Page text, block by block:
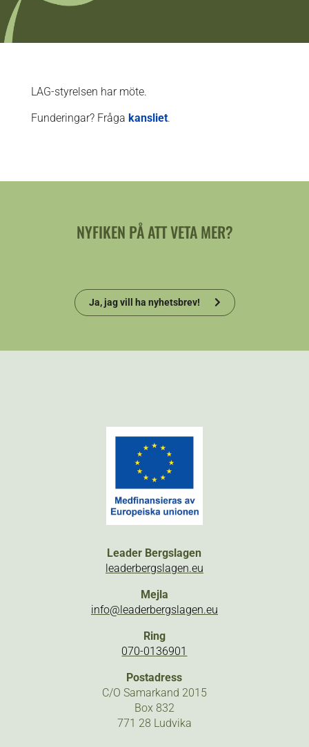
LAG-styrelsen har möte.
Funderingar? Fråga kansliet.
NYFIKEN PÅ ATT VETA MER?
Ja, jag vill ha nyhetsbrev!
Leader Bergslagen
leaderbergslagen.eu
Mejla
info@leaderbergslagen.eu
Ring
070-0136901
Postadress
C/O Samarkand 2015
Box 832
771 28 Ludvika